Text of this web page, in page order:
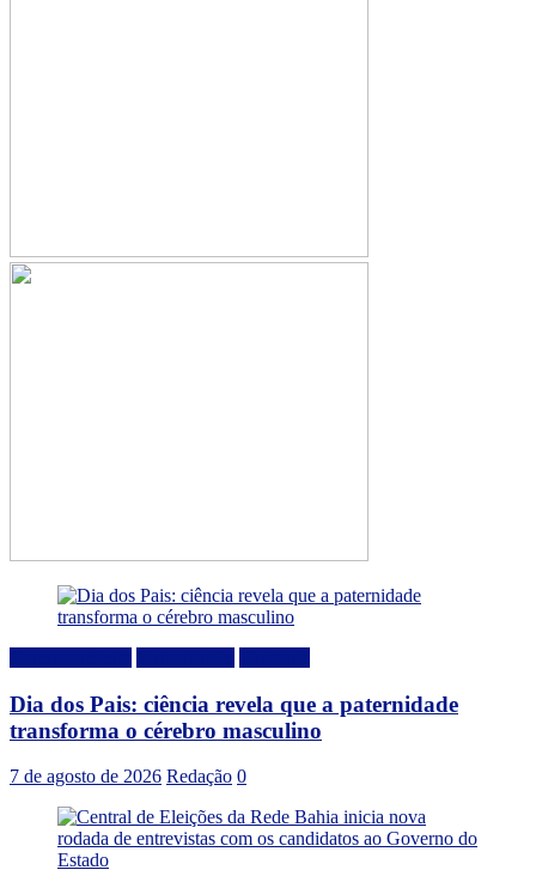
Dia dos Pais: ciência revela que a paternidade
transforma o cérebro masculino
7 de agosto de 2026 Redação 0